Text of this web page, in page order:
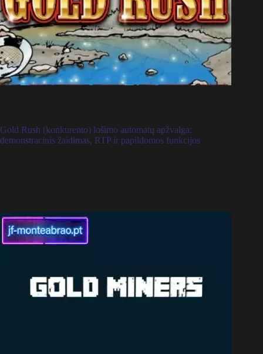
Gold Rush (konkurento) lošimo automatų apžvalga:
demonstracinis žaidimas, RTP ir papildomos funkcijos